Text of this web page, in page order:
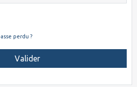
perdu ?
Valider